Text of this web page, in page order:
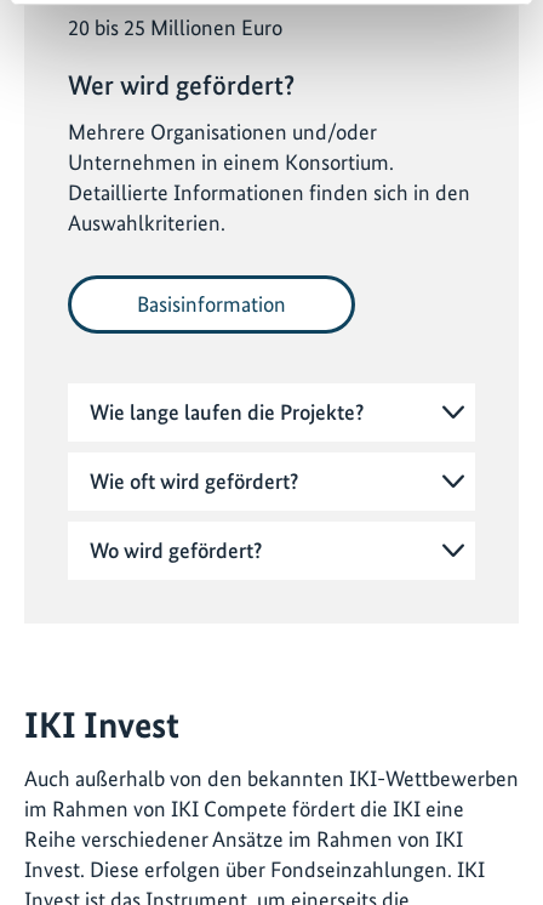
20 bis 25 Millionen Euro
Wer wird gefördert?
Mehrere Organisationen und/oder
Unternehmen in einem Konsortium.
Detaillierte Informationen finden sich in den
Auswahlkriterien.
Basisinformation
Wie lange laufen die Projekte?
Wie oft wird gefördert?
Wo wird gefördert?
IKI Invest
Auch außerhalb von den bekannten IKI-Wettbewerben
im Rahmen von IKI Compete fördert die IKI eine
Reihe verschiedener Ansätze im Rahmen von IKI
Invest. Diese erfolgen über Fondseinzahlungen. IKI
Invest ist das Instrument, um einerseits die